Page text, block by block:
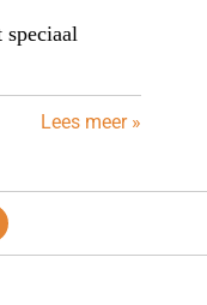
speciaal
Lees meer »